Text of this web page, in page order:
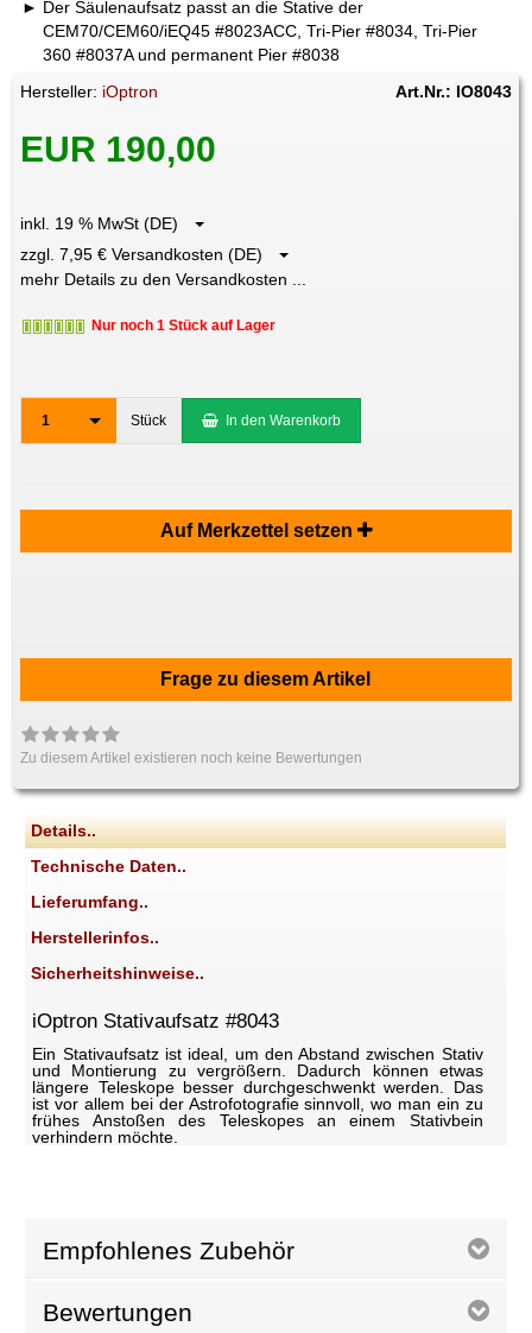
Der Säulenaufsatz passt an die Stative der
CEM70/CEM60/iEQ45 #8023ACC, Tri-Pier #8034, Tri-Pier
360 #8037A und permanent Pier #8038
Hersteller: iOptron Art.Nr.: IO8043
EUR 190,00
inkl. 19 % MwSt (DE)
zzgl. 7,95 € Versandkosten (DE)
mehr Details zu den Versandkosten ...
Nur noch 1 Stück auf Lager
1 Stück In den Warenkorb
Auf Merkzettel setzen
Frage zu diesem Artikel
Zu diesem Artikel existieren noch keine Bewertungen
Details..
Technische Daten..
Lieferumfang..
Herstellerinfos..
Sicherheitshinweise..
iOptron Stativaufsatz #8043
Ein Stativaufsatz ist ideal, um den Abstand zwischen Stativ
und Montierung zu vergrößern. Dadurch können etwas
längere Teleskope besser durchgeschwenkt werden. Das
ist vor allem bei der Astrofotografie sinnvoll, wo man ein zu
frühes Anstoßen des Teleskopes an einem Stativbein
verhindern möchte.
Empfohlenes Zubehör
Bewertungen